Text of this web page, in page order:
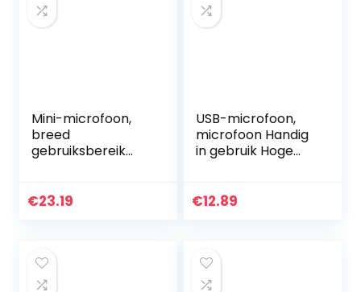
Mini-microfoon,
breed
gebruiksbereik
e USB-microfoon
€23.19
USB-microfoon,
microfoon Handig
in gebruik Hoge
Win XP en hoger
€12.89